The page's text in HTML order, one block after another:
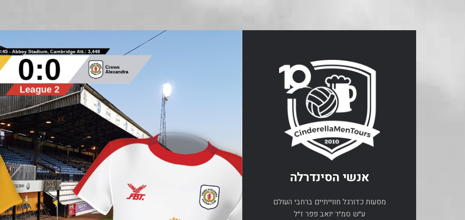
אנשי הסינדרלה
מסעות כדורגל חווייתיים ברחבי העולם
ע״ש סמ״ר יואב פפר ז״ל